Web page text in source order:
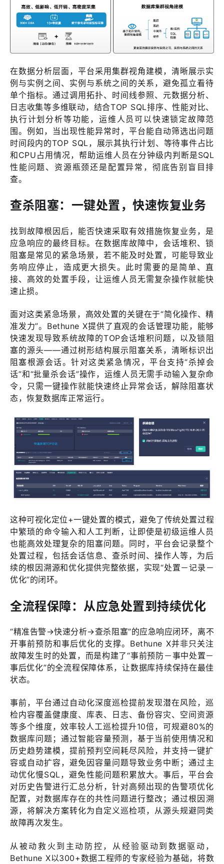
在数据分析层面，平台采用集群视角建模，清晰展示实
例与实例之间、实例与系统之间的关系，避免孤立看待
单个指标。通过调用拓扑、时间线参照、元数据分析、
日志收集等多维联动，结合TOP SQL排序、性能对比、
执行计划分析等功能，运维人员可以快速锁定故障范
围。例如，当出现性能异常时，平台能自动筛选出问题
时间段内的TOP SQL，展示其执行计划、等待事件占比
和CPU占用情况，帮助运维人员在分钟级内判断是SQL
性能问题、资源瓶颈还是配置异常，彻底告别盲目排
查。
查杀阻塞：一键处置，快速恢复业务
找到故障根因后，能否快速采取有效措施恢复业务，是
应急响应的最终目标。在数据库故障中，会话堆积、锁
阻塞是常见的紧急场景，若不能及时处置，可能导致业
务响应停止，造成更大损失。此时需要的是简单、直
接、高效的处置手段，让运维人员无需复杂操作就能快
速止损。
面对这类紧急场景，高效处置的关键在于“简化操作、精
准发力”。Bethune X提供了直观的会话管理功能，能够
快速发现导致系统故障的TOP会话堆积问题，以及锁阻
塞的源头——通过树形结构展示阻塞关系，清晰标识出
阻塞根源会话。针对这类紧急情况，平台支持“杀掉会
话”和“批量杀会话”操作，运维人员无需手动输入复杂命
令，只需一键操作就能快速终止异常会话，解除阻塞状
态，恢复数据库正常运行。
这种可视化定位+一键处置的模式，避免了传统处置过程
中繁琐的命令输入和人工判断，让即使是初级运维人员
也能高效处理复杂的阻塞问题。同时，平台会记录整个
处置过程，包括会话信息、查杀时间、操作人等，为后
续的根因溯源和优化提供完整依据，实现“处置－记录－
优化”的闭环。
全流程保障：从应急处置到持续优化
“精准告警→快速分析→查杀阻塞”的应急响应闭环，离不
开事前预防和事后优化的支撑。Bethune X并非只关注
故障发生时的处置，而是构建了“事前预防－事中处置－
事后优化”的全流程保障体系，让数据库持续保持在最佳
状态。
事前，平台通过自动化深度巡检提前发现潜在风险，巡
检内容覆盖健康度、库表、日志、备份容灾、空间资源
等多个维度，效率较人工巡检提升10倍，可规避80%的
数据库问题；通过智能容量预测，基于当前使用情况和
历史趋势建模，提前预判空间耗尽风险，并支持一键扩
容或自动扩容，避免因容量问题导致业务中断；通过主
动优化慢SQL，避免性能问题积累放大。事后，平台会
对历史告警进行汇总分析，针对高频出现的告警项优化
配置，对数据库存在的共性问题进行整改；通过根因溯
源，将解决方案转化为自定义巡检项，从源头规避同类
故障再次发生。
从被动救火到主动防控，从经验驱动到数据驱动，
Bethune X以300+数据工程师的专家经验为基础，将数